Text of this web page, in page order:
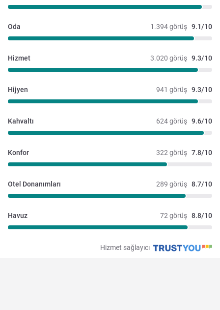
1.394 görüş 9.1/10
Oda
3.020 görüş 9.3/10
Hizmet
941 görüş 9.3/10
Hijyen
624 görüş 9.6/10
Kahvaltı
322 görüş 7.8/10
Konfor
289 görüş 8.7/10
Otel Donanımları
72 görüş 8.8/10
Havuz
Hizmet sağlayıcı